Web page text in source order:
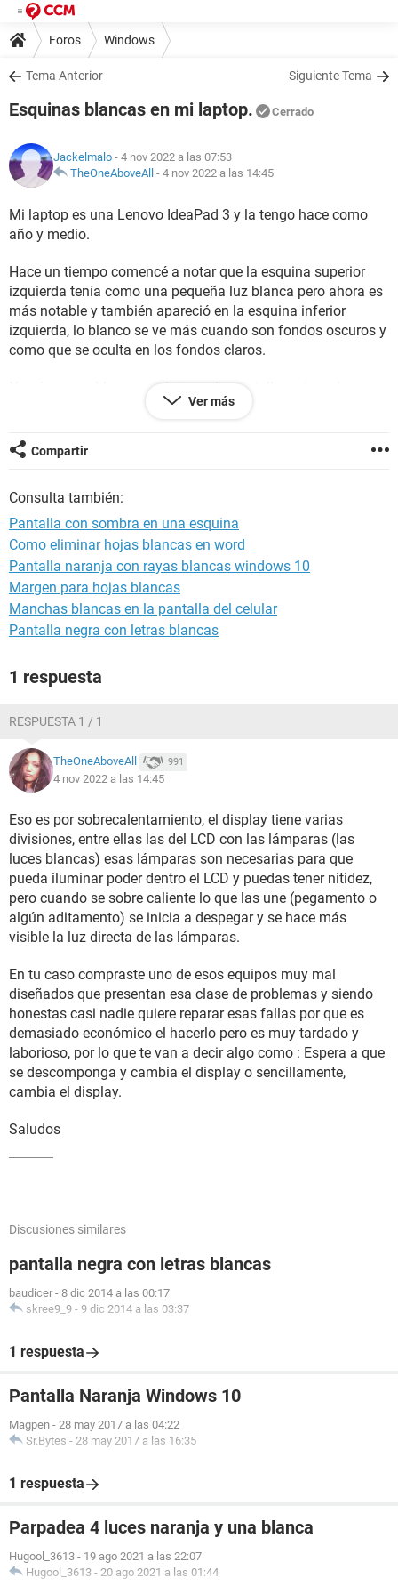
Foros Windows
Tema Anterior Siguiente Tema
Esquinas blancas en mi laptop. Cerrado
Jackelmalo - 4 nov 2022 a las 07:53
TheOneAboveAll - 4 nov 2022 a las 14:45
Mi laptop es una Lenovo IdeaPad 3 y la tengo hace como
año y medio.
Hace un tiempo comencé a notar que la esquina superior
izquierda tenía como una pequeña luz blanca pero ahora es
más notable y también apareció en la esquina inferior
izquierda, lo blanco se ve más cuando son fondos oscuros y
como que se oculta en los fondos claros.
No sé que problema pueda tener la pantalla o si es algo
Ver más
Compartir
Consulta también:
Pantalla con sombra en una esquina
Como eliminar hojas blancas en word
Pantalla naranja con rayas blancas windows 10
Margen para hojas blancas
Manchas blancas en la pantalla del celular
Pantalla negra con letras blancas
1 respuesta
RESPUESTA 1 / 1
TheOneAboveAll 991
4 nov 2022 a las 14:45
Eso es por sobrecalentamiento, el display tiene varias
divisiones, entre ellas las del LCD con las lámparas (las
luces blancas) esas lámparas son necesarias para que
pueda iluminar poder dentro el LCD y puedas tener nitidez,
pero cuando se sobre caliente lo que las une (pegamento o
algún aditamento) se inicia a despegar y se hace más
visible la luz directa de las lámparas.
En tu caso compraste uno de esos equipos muy mal
diseñados que presentan esa clase de problemas y siendo
honestas casi nadie quiere reparar esas fallas por que es
demasiado económico el hacerlo pero es muy tardado y
laborioso, por lo que te van a decir algo como : Espera a que
se descomponga y cambia el display o sencillamente,
cambia el display.
Saludos
Discusiones similares
pantalla negra con letras blancas
baudicer - 8 dic 2014 a las 00:17
skree9_9 - 9 dic 2014 a las 03:37
1 respuesta
Pantalla Naranja Windows 10
Magpen - 28 may 2017 a las 04:22
Sr.Bytes - 28 may 2017 a las 16:35
1 respuesta
Parpadea 4 luces naranja y una blanca
Hugool_3613 - 19 ago 2021 a las 22:07
Hugool_3613 - 20 ago 2021 a las 01:44